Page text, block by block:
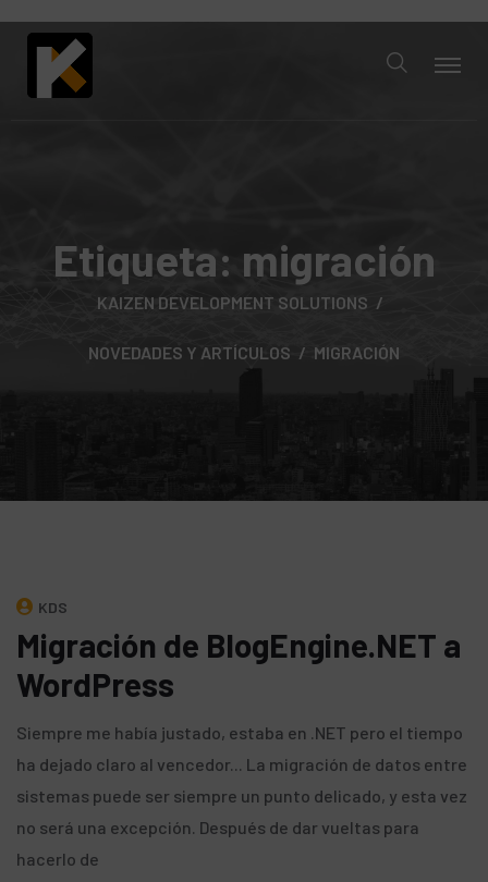
Etiqueta: migración
KAIZEN DEVELOPMENT SOLUTIONS
NOVEDADES Y ARTÍCULOS MIGRACIÓN
KDS
Migración de BlogEngine.NET a
WordPress
Siempre me había justado, estaba en .NET pero el tiempo
ha dejado claro al vencedor... La migración de datos entre
sistemas puede ser siempre un punto delicado, y esta vez
no será una excepción. Después de dar vueltas para
hacerlo de